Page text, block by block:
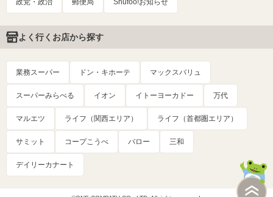
よく行くお店から探す
業務スーパー ドン・キホーテ マックスバリュ
スーパーみらべる イオン イトーヨーカドー 万代
マルエツ ライフ（関西エリア） ライフ（首都圏エリア）
サミット コープこうべ バロー 三和
デイリーカナート